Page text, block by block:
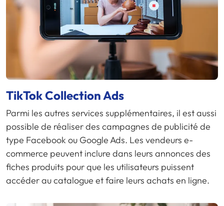
TikTok Collection Ads
Parmi les autres services supplémentaires, il est aussi
possible de réaliser des campagnes de publicité de
type Facebook ou Google Ads. Les vendeurs e-
commerce peuvent inclure dans leurs annonces des
fiches produits pour que les utilisateurs puissent
accéder au catalogue et faire leurs achats en ligne.